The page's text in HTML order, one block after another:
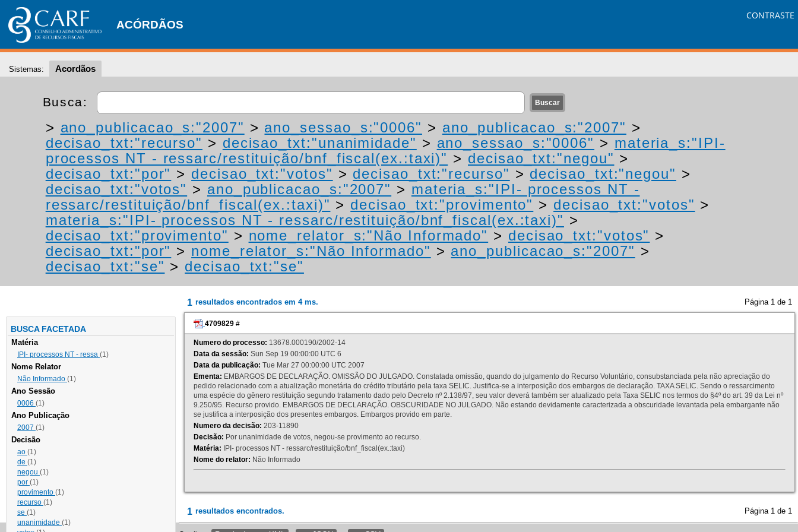
ACÓRDÃOS
CONTRASTE
Sistemas: Acordãos
Busca:
> ano_publicacao_s:"2007" > ano_sessao_s:"0006" > ano_publicacao_s:"2007" >
decisao_txt:"recurso" > decisao_txt:"unanimidade" > ano_sessao_s:"0006" > materia_s:"IPI-
processos NT - ressarc/restituição/bnf_fiscal(ex.:taxi)" > decisao_txt:"negou" >
decisao_txt:"por" > decisao_txt:"votos" > decisao_txt:"recurso" > decisao_txt:"negou" >
decisao_txt:"votos" > ano_publicacao_s:"2007" > materia_s:"IPI- processos NT -
ressarc/restituição/bnf_fiscal(ex.:taxi)" > decisao_txt:"provimento" > decisao_txt:"votos" >
materia_s:"IPI- processos NT - ressarc/restituição/bnf_fiscal(ex.:taxi)" >
decisao_txt:"provimento" > nome_relator_s:"Não Informado" > decisao_txt:"votos" >
decisao_txt:"por" > nome_relator_s:"Não Informado" > ano_publicacao_s:"2007" >
decisao_txt:"se" > decisao_txt:"se"
BUSCA FACETADA
Matéria
IPI- processos NT - ressa (1)
Nome Relator
Não Informado (1)
Ano Sessão
0006 (1)
Ano Publicação
2007 (1)
Decisão
ao (1)
de (1)
negou (1)
por (1)
provimento (1)
recurso (1)
se (1)
unanimidade (1)
1 resultados encontrados em 4 ms. Página 1 de 1
4709829 #
Numero do processo: 13678.000190/2002-14
Data da sessão: Sun Sep 19 00:00:00 UTC 6
Data da publicação: Tue Mar 27 00:00:00 UTC 2007
Ementa: EMBARGOS DE DECLARAÇÃO. OMISSÃO DO JULGADO. Constatada omissão, quando do julgamento do Recurso Voluntário, consubstanciada pela não apreciação do
pedido relacionado com a atualização monetária do crédito tributário pela taxa SELIC. Justifica-se a interposição dos embargos de declaração. TAXA SELIC. Sendo o ressarcimento
uma espécie do gênero restituição segundo tratamento dado pelo Decreto nº 2.138/97, seu valor deverá também ser atualizado pela Taxa SELIC nos termos do §4º do art. 39 da Lei nº
9.250/95. Recurso provido. EMBARGOS DE DECLARAÇÃO. OBSCURIDADE NO JULGADO. Não estando devidamente caracterizada a obscuridade levantada pela embargante não
se justifica a interposição dos presentes embargos. Embargos provido em parte.
Numero da decisão: 203-11890
Decisão: Por unanimidade de votos, negou-se provimento ao recurso.
Matéria: IPI- processos NT - ressarc/restituição/bnf_fiscal(ex.:taxi)
Nome do relator: Não Informado
1 resultados encontrados. Página 1 de 1